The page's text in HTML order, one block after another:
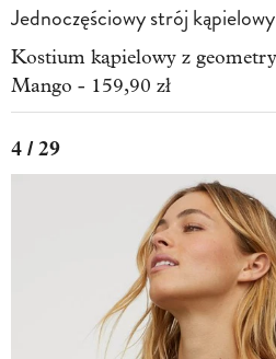
Jednoczęściowy strój kąpielowy
Kostium kąpielowy z
Mango - 159,90 zł
4 / 29